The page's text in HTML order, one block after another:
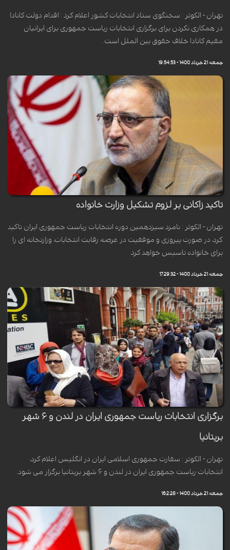
تهران - الکوثر : سخنگوی ستاد انتخابات کشور اعلام کرد : اقدام دولت کانادا
در همکاری نکردن برای برگزاری انتخابات ریاست جمهوری برای ایرانیان
مقیم کانادا خلاف حقوق بین الملل است.
جمعه 21 خرداد 1400 - 19:54:53
تاکید زاکانی بر لزوم تشکیل وزارت خانواده
تهران - الکوثر : نامزد سیزدهمین دوره انتخابات ریاست جمهوری ایران تاکید
کرد، در صورت پیروزی و موفقیت در عرصه رقابت انتخابات، وزارتخانه ای را
برای خانواده تاسیس خواهد کرد.
جمعه 21 خرداد 1400 - 17:29:32
برگزاری انتخابات ریاست جمهوری ایران در لندن و ۶ شهر
بریتانیا
تهران - الکوثر : سفارت جمهوری اسلامی ایران در انگلیس اعلام کرد،
انتخابات ریاست جمهوری ایران در لندن و ۶ شهر بریتانیا برگزار می شود.
جمعه 21 خرداد 1400 - 16:2:28